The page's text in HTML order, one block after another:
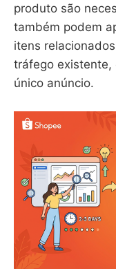
produto são
também podem
itens
tráfego existente,
único anúncio.